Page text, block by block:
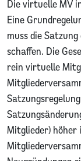
Die virtuelle MV
Eine
muss die
schaffen. Die
rein virtuelle
Mitglieder)